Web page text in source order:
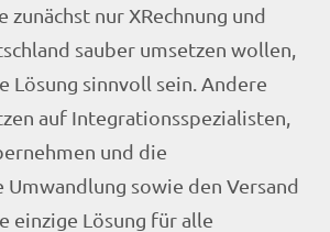
zunächst nur XRechnung und
sauber umsetzen wollen,
Lösung sinnvoll sein. Andere
auf Integrationsspezialisten,
und die
Umwandlung sowie den Versand
einzige Lösung für alle